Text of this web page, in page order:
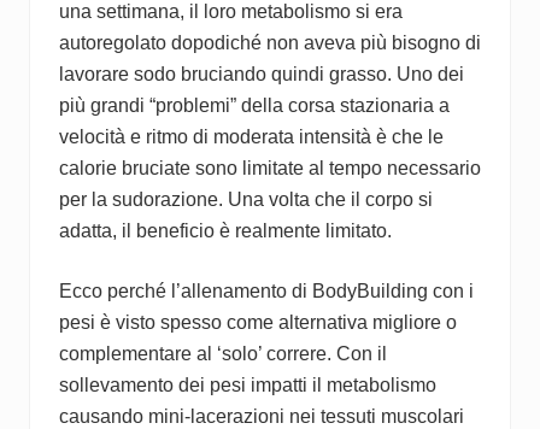
una settimana, il loro metabolismo si era
autoregolato dopodiché non aveva più bisogno di
lavorare sodo bruciando quindi grasso. Uno dei
più grandi “problemi” della corsa stazionaria a
velocità e ritmo di moderata intensità è che le
calorie bruciate sono limitate al tempo necessario
per la sudorazione. Una volta che il corpo si
adatta, il beneficio è realmente limitato.
Ecco perché l’allenamento di BodyBuilding con i
pesi è visto spesso come alternativa migliore o
complementare al ‘solo’ correre. Con il
sollevamento dei pesi impatti il metabolismo
causando mini-lacerazioni nei tessuti muscolari